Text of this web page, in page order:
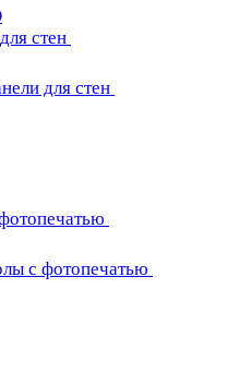
стен
для стен
с фотопечатью